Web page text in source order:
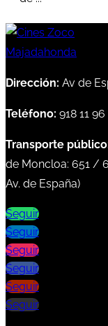
Dirección: Av de
Teléfono: 918 11 96
Transporte público
de Moncloa: 651 /
Av. de España)
Seguir
Seguir
Seguir
Seguir
Seguir
Seguir